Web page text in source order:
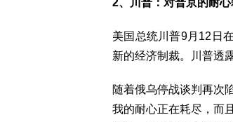
2、川普：对普京的耐
美国总统川普9月12日
新的经济制裁。川普透
随着俄乌停战谈判再次
我的耐心正在耗尽，而